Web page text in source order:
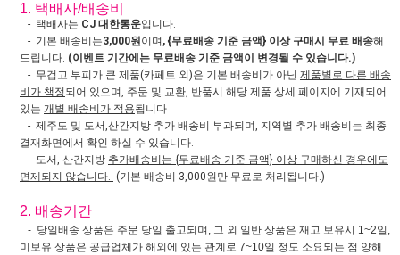
1. 택배사/배송비
- 택배사는 CJ 대한통운입니다.
- 기본 배송비는3,000원이며 , {무료배송 기준 금액} 이상 구매시 무료 배송해
드립니다. (이벤트 기간에는 무료배송 기준 금액이 변경될 수 있습니다.)
- 무겁고 부피가 큰 제품(카페트 외)은 기본 배송비가 아닌 제품별로 다른 배송
비가 책정되어 있으며, 주문 및 교환, 반품시 해당 제품 상세 페이지에 기재되어
있는 개별 배송비가 적용됩니다
- 제주도 및 도서,산간지방 추가 배송비 부과되며, 지역별 추가 배송비는 최종
결재화면에서 확인 하실 수 있습니다.
- 도서, 산간지방 추가배송비는 {무료배송 기준 금액} 이상 구매하신 경우에도
면제되지 않습니다. (기본 배송비 3,000원만 무료로 처리됩니다.)
2. 배송기간
- 당일배송 상품은 주문 당일 출고되며, 그 외 일반 상품은 재고 보유시 1~2일,
미보유 상품은 공급업체가 해외에 있는 관계로 7~10일 정도 소요되는 점 양해